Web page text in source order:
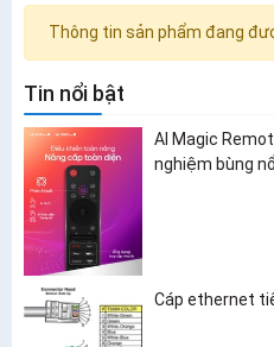
Thông tin sản phẩm đang
Tin nổi bật
AI Magic
nghiệm bùng nổ
Cáp ethernet